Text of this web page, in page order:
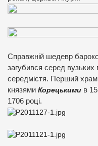
Справжній шедевр
загубився серед вузьких
середмістя. Перший
князями Корецькими в
1706 році.